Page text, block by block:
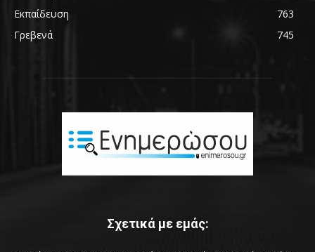
Εκπαίδευση
763
Γρεβενά
745
Σχετικά με εμάς: